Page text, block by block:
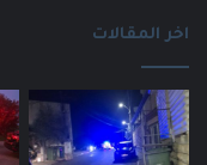
اخر المقالات